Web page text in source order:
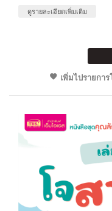
ดูรายละเอียดเพิ่มเติม
เพิ่มไปรายการ